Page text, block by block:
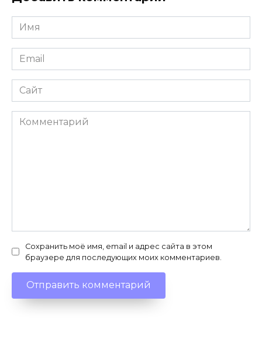
Имя
*
Email
*
Сайт
Комментарий
Сохранить моё имя, email и адрес сайта в этом
браузере для последующих моих комментариев.